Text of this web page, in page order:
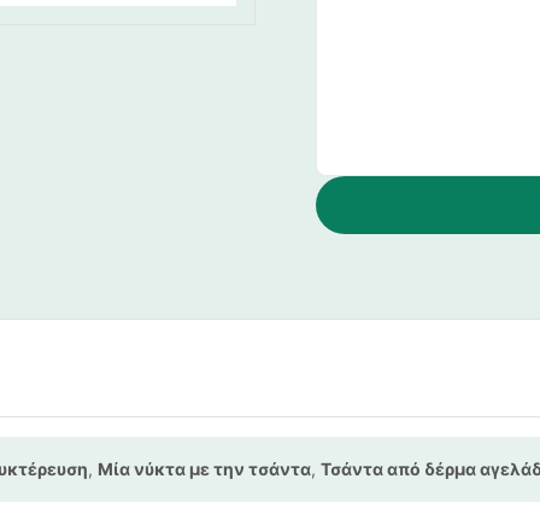
, Μία νύκτα με την τσάντα, Τσάντα από δέρμα